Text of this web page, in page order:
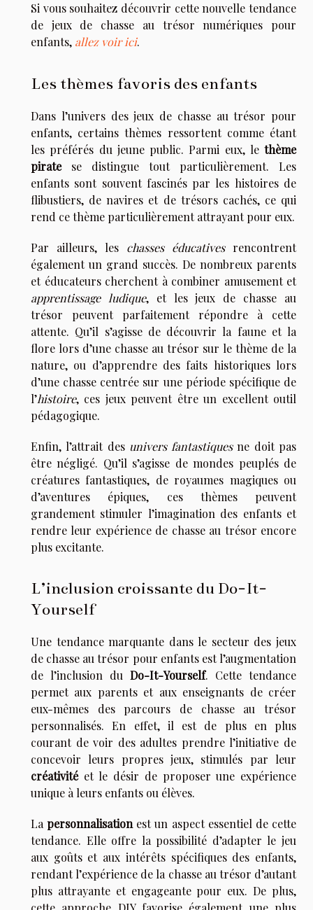
Si vous souhaitez découvrir cette nouvelle tendance
de jeux de chasse au trésor numériques pour
enfants, allez voir ici.
Les thèmes favoris des enfants
Dans l’univers des jeux de chasse au trésor pour
enfants, certains thèmes ressortent comme étant
les préférés du jeune public. Parmi eux, le thème
piratese distingue tout particulièrement. Les
enfants sont souvent fascinés par les histoires de
flibustiers, de navires et de trésors cachés, ce qui
rend ce thème particulièrement attrayant pour eux.
Par ailleurs, les chasses éducativesrencontrent
également un grand succès. De nombreux parents
et éducateurs cherchent à combiner amusement et
apprentissage ludique, et les jeux de chasse au
trésor peuvent parfaitement répondre à cette
attente. Qu’il s’agisse de découvrir la faune et la
flore lors d’une chasse au trésor sur le thème de la
nature, ou d’apprendre des faits historiques lors
d’une chasse centrée sur une période spécifique de
l’histoire, ces jeux peuvent être un excellent outil
pédagogique.
Enfin, l’attrait des univers fantastiquesne doit pas
être négligé. Qu’il s’agisse de mondes peuplés de
créatures fantastiques, de royaumes magiques ou
d’aventures épiques, ces thèmes peuvent
grandement stimuler l’imagination des enfants et
rendre leur expérience de chasse au trésor encore
plus excitante.
L’inclusion croissante du Do-It-
Yourself
Une tendance marquante dans le secteur des jeux
de chasse au trésor pour enfants est l’augmentation
de l’inclusion du Do-It-Yourself. Cette tendance
permet aux parents et aux enseignants de créer
eux-mêmes des parcours de chasse au trésor
personnalisés. En effet, il est de plus en plus
courant de voir des adultes prendre l’initiative de
concevoir leurs propres jeux, stimulés par leur
créativitéet le désir de proposer une expérience
unique à leurs enfants ou élèves.
Lapersonnalisationest un aspect essentiel de cette
tendance. Elle offre la possibilité d’adapter le jeu
aux goûts et aux intérêts spécifiques des enfants,
rendant l’expérience de la chasse au trésor d’autant
plus attrayante et engageante pour eux. De plus,